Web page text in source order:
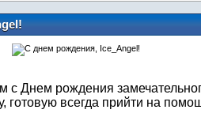
с Днем рождения
готовую всегда прийти на